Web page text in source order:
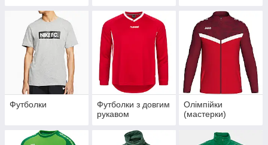
Футболки
Футболки з довгим
рукавом
Олімпійки
(мастерки)